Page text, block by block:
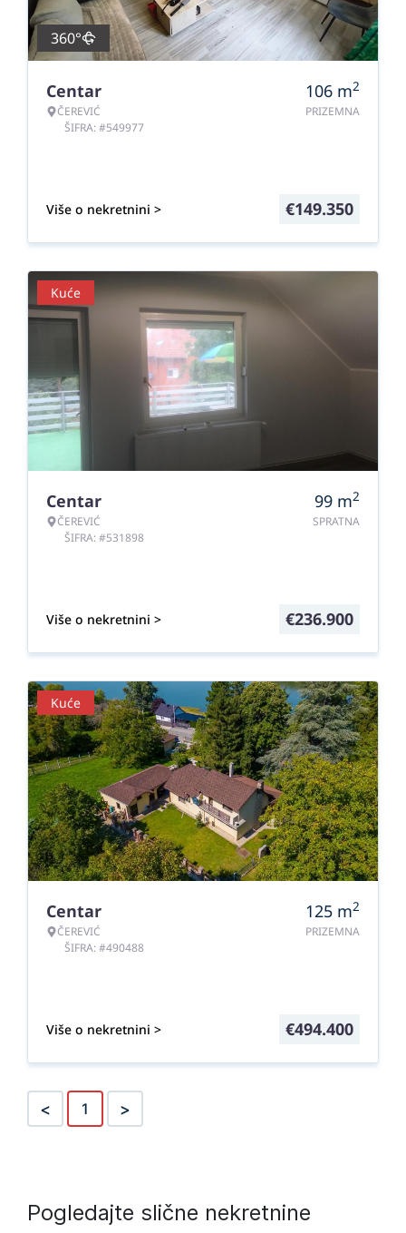
360°
Centar
ČEREVIĆ
ŠIFRA: #549977
106 m2
PRIZEMNA
Više o nekretnini > €149.350
Kuće
Centar
ČEREVIĆ
ŠIFRA: #531898
99 m2
SPRATNA
Više o nekretnini > €236.900
Kuće
Centar
ČEREVIĆ
ŠIFRA: #490488
125 m2
PRIZEMNA
Više o nekretnini > €494.400
< 1 >
Pogledajte slične nekretnine